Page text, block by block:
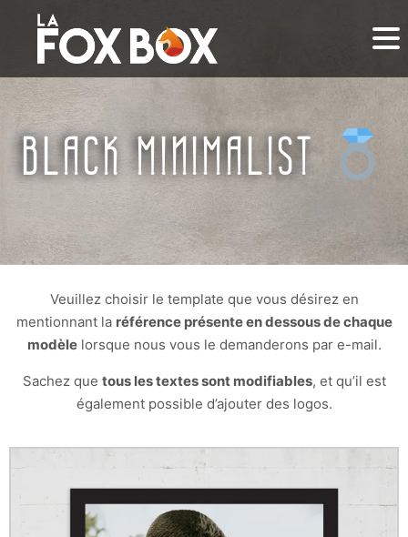
BLACK MINIMALIST
Veuillez choisir le template que vous désirez en
mentionnant la référence présente en dessous de chaque
modèlelorsque nous vous le demanderons par e-mail.
Sachez que tous les textes sont modifiables, et qu’il est
également possible d’ajouter des logos.